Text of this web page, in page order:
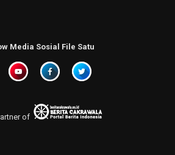
Media Sosial File Satu
of